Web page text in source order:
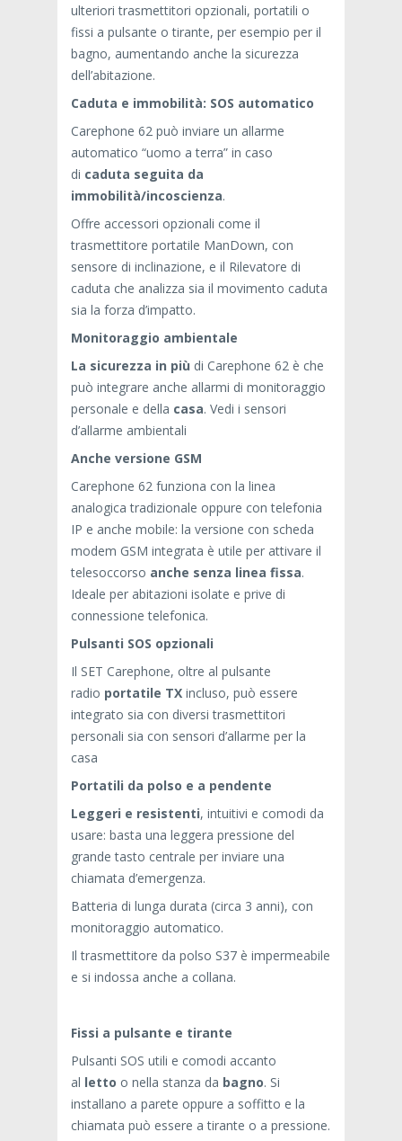
ulterioritrasmettitori opzionali, portatili o
fissi a pulsante o tirante, per esempio per il
bagno, aumentando anche la sicurezza
dell’abitazione.
Caduta e immobilità: SOS automatico
Carephone 62 può inviare un allarme
automatico “uomo a terra” in caso
di caduta seguita da
immobilità/incoscienza.
Offre accessori opzionali come il
trasmettitore portatile ManDown, con
sensore di inclinazione, e il Rilevatore di
caduta che analizza sia il movimento caduta
sia la forza d’impatto.
Monitoraggio ambientale
La sicurezza in più di Carephone 62 è che
può integrare anche allarmi di monitoraggio
personale e della casa. Vedi i sensori
d’allarme ambientali
Anche versione GSM
Carephone 62 funziona con la linea
analogica tradizionale oppure con telefonia
IP e anche mobile: la versione con scheda
modem GSM integrata è utile per attivare il
telesoccorso anche senza linea fissa.
Ideale per abitazioni isolate e prive di
connessione telefonica.
Pulsanti SOS opzionali
Il SET Carephone, oltre al pulsante
radio portatile TX incluso, può essere
integrato sia con diversi trasmettitori
personali sia con sensori d’allarme per la
casa
Portatili da polso e a pendente
Leggeri e resistenti, intuitivi e comodi da
usare: basta una leggera pressione del
grande tasto centrale per inviare una
chiamata d’emergenza.
Batteria di lunga durata (circa 3 anni), con
monitoraggio automatico.
Il trasmettitore da polso S37 è impermeabile
e si indossa anche a collana.
Fissi a pulsante e tirante
Pulsanti SOS utili e comodi accanto
al letto o nella stanza da bagno. Si
installano a parete oppure a soffitto e la
chiamata può essere a tirante o a pressione.